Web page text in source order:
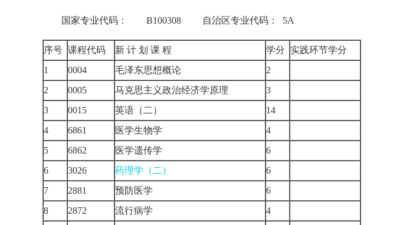
国家专业代码： B100308 自治区专业代码： 5A
序号 课程代码 新 计 划 课 程 学分
实践环节学分
1
0004 毛泽东思想概论
2
2
0005 马克思主义政治经济学原理
3
3
0015 英语（二）
14
4
6861 医学生物学
4
5
6862 医学遗传学
6
6
3026 药理学（二）
6
7
2881 预防医学
6
8
2872 流行病学
4